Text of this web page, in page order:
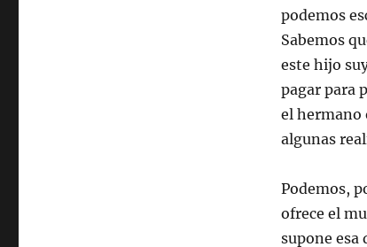
podemos
Sabemos
este hijo
pagar para
el hermano
algunas
Podemos,
ofrece el
supone esa